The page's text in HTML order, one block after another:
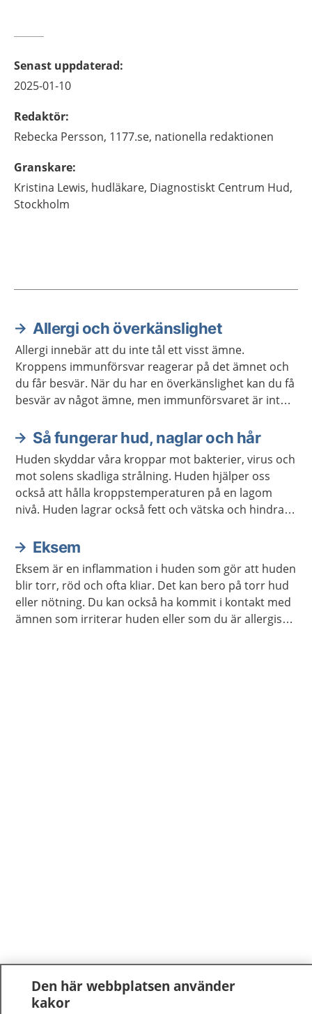
Senast uppdaterad:
2025-01-10
Redaktör:
Rebecka Persson, 1177.se, nationella redaktionen
Granskare:
Kristina Lewis, hudläkare, Diagnostiskt Centrum Hud,
Stockholm
Aktuella artiklar
Allergi och överkänslighet
Allergi innebär att du inte tål ett visst ämne.
Kroppens immunförsvar reagerar på det ämnet och
du får besvär. När du har en överkänslighet kan du få
besvär av något ämne, men immunförsvaret är inte
Så fungerar hud, naglar och hår
Huden skyddar våra kroppar mot bakterier, virus och
mot solens skadliga strålning. Huden hjälper oss
också att hålla kroppstemperaturen på en lagom
nivå. Huden lagrar också fett och vätska och hindrar
Eksem
Eksem är en inflammation i huden som gör att huden
blir torr, röd och ofta kliar. Det kan bero på torr hud
eller nötning. Du kan också ha kommit i kontakt med
ämnen som irriterar huden eller som du är allergisk
Den här webbplatsen använder
kakor